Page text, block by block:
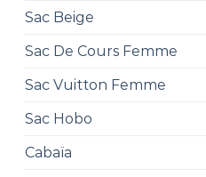
Sac Beige
Sac De Cours Femme
Sac Vuitton Femme
Sac Hobo
Cabaïa